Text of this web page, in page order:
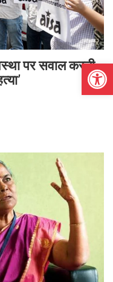
पर सवाल करती